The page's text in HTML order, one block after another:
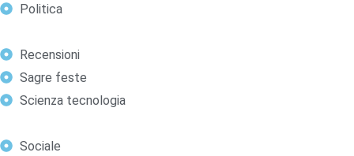
Politica
Recensioni
Sagre feste
Scienza tecnologia
Sociale